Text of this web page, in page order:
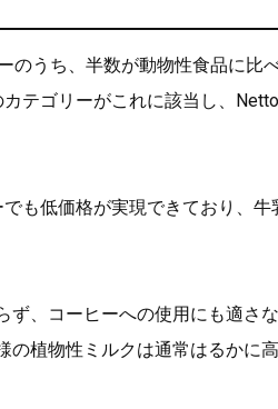
のうち、半数が動物性食品に比
テゴリーがこれに該当し、
も低価格が実現できており、
、コーヒーへの使用にも適さ
植物性ミルクは通常はるかに高